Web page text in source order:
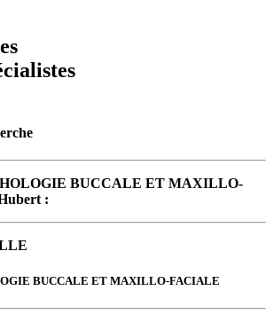
BUCCALE ET MAXILLO-
:
BUCCALE ET MAXILLO-FACIALE